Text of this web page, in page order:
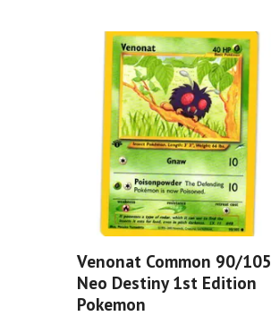
Venonat Common 90/105
Neo Destiny 1st Edition
Pokemon